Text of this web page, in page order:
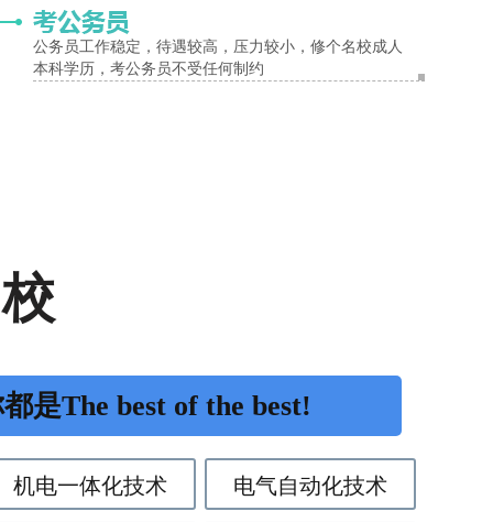
公务员工作稳定，待遇较高，压力较小，修个名校成人
本科学历，考公务员不受任何制约
是The best of the best!
机电一体化技术 电气自动化技术